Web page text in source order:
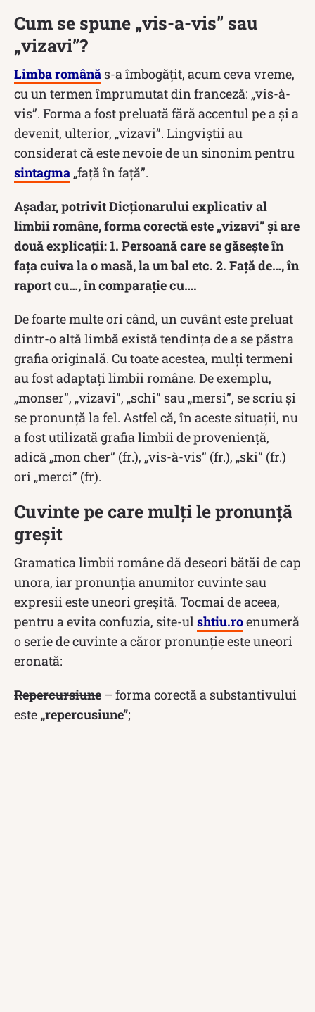
Cum se spune „vis-a-vis” sau
„vizavi”?
Limba română s-a îmbogățit, acum ceva vreme,
cu un termen împrumutat din franceză: „vis-à-
vis”. Forma a fost preluată fără accentul pe a și a
devenit, ulterior, „vizavi”. Lingviștii au
considerat că este nevoie de un sinonim pentru
sintagma „față în față”.
Așadar, potrivit Dicționarului explicativ al
limbii române, forma corectă este „vizavi” și are
două explicații: 1. Persoană care se găsește în
fața cuiva la o masă, la un bal etc. 2. Față de…, în
raport cu…, în comparație cu….
De foarte multe ori când, un cuvânt este preluat
dintr-o altă limbă există tendința de a se păstra
grafia originală. Cu toate acestea, mulți termeni
au fost adaptați limbii române. De exemplu,
„monser”, „vizavi”, „schi” sau „mersi”, se scriu și
se pronunță la fel. Astfel că, în aceste situații, nu
a fost utilizată grafia limbii de proveniență,
adică „mon cher” (fr.), „vis-à-vis” (fr.), „ski” (fr.)
ori „merci” (fr).
Cuvinte pe care mulți le pronunță
greșit
Gramatica limbii române dă deseori bătăi de cap
unora, iar pronunția anumitor cuvinte sau
expresii este uneori greșită. Tocmai de aceea,
pentru a evita confuzia, site-ul shtiu.roenumeră
o serie de cuvinte a căror pronunție este uneori
eronată:
Repercursiune – forma corectă a substantivului
este „repercusiune”;